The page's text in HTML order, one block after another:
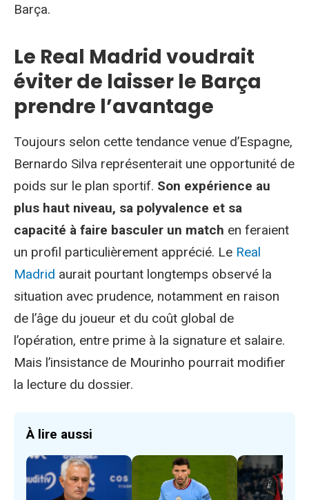
Barça.
Le Real Madrid voudrait
éviter de laisser le Barça
prendre l’avantage
Toujours selon cette tendance venue d’Espagne,
Bernardo Silva représenterait une opportunité de
poids sur le plan sportif. Son expérience au
plus haut niveau, sa polyvalence et sa
capacité à faire basculer un match en feraient
un profil particulièrement apprécié. Le Real
Madrid aurait pourtant longtemps observé la
situation avec prudence, notamment en raison
de l’âge du joueur et du coût global de
l’opération, entre prime à la signature et salaire.
Mais l’insistance de Mourinho pourrait modifier
la lecture du dossier.
À lire aussi